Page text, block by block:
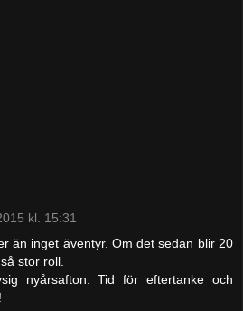
kl. 15:31
än inget äventyr. Om det sedan blir 20
stor roll.
nyårsafton. Tid för eftertanke och